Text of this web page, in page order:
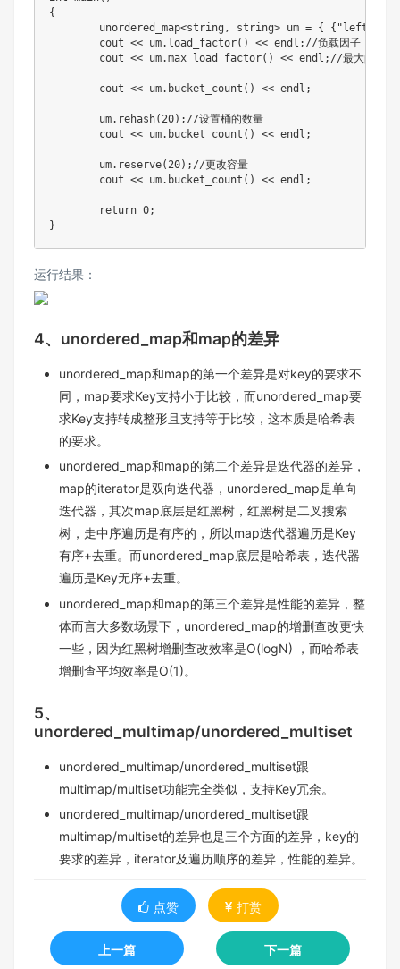
{
	unordered_map
<string , string> um = { { "left"
	cout
<< um. load_factor( ) << endl ; //负载因子
	cout
<< um.max_load_factor( ) << endl ; //最大的负载
	cout
<< um. bucket_count ( ) << endl ;
	um
. rehash( 20) ; //设置桶的数量
	cout
<< um. bucket_count ( ) << endl ;
	um
. reserve( 20) ; //更改容量
	cout
<< um. bucket_count ( ) << endl ;
return 0;
}
运行结果：
4、unordered_map和map的差异
unordered_map和map的第⼀个差异是对key的要求不
同，map要求Key⽀持⼩于⽐较，而unordered_map要
求Key⽀持转成整形且⽀持等于⽐较，这本质是哈希表
的要求。
unordered_map和map的第⼆个差异是迭代器的差异，
map的iterator是双向迭代器，unordered_map是单向
迭代器，其次map底层是红⿊树，红⿊树是⼆叉搜索
树，⾛中序遍历是有序的，所以map迭代器遍历是Key
有序+去重。⽽unordered_map底层是哈希表，迭代器
遍历是Key⽆序+去重。
unordered_map和map的第三个差异是性能的差异，整
体⽽⾔⼤多数场景下，unordered_map的增删查改更快
⼀些，因为红⿊树增删查改效率是O(logN) ，⽽哈希表
增删查平均效率是O(1)。
5、
unordered_multimap/unordered_multiset
unordered_multimap/unordered_multiset跟
multimap/multiset功能完全类似，⽀持Key冗余。
unordered_multimap/unordered_multiset跟
multimap/multiset的差异也是三个⽅⾯的差异，key的
要求的差异，iterator及遍历顺序的差异，性能的差异。
点赞 打赏
上一篇 下一篇